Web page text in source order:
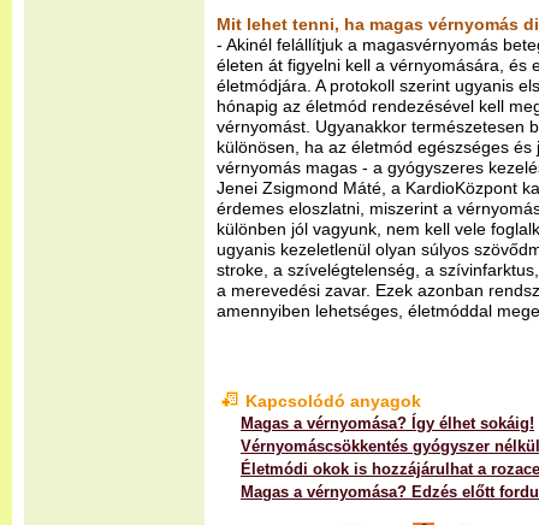
Mit lehet tenni, ha magas vérnyomás
- Akinél felállítjuk a magasvérnyomás
életen át figyelni kell a vérnyomására, és
életmódjára. A protokoll szerint ugyanis
hónapig az életmód rendezésével kell
vérnyomást. Ugyanakkor természetesen
különösen, ha az életmód egészséges
vérnyomás magas - a gyógyszeres
Jenei Zsigmond Máté, a KardioKözpont
érdemes eloszlatni, miszerint a
különben jól vagyunk, nem kell vele
ugyanis kezeletlenül olyan súlyos
stroke, a szívelégtelenség, a
a merevedési zavar. Ezek azonban
amennyiben lehetséges, életmóddal
Kapcsolódó anyagok
Magas a vérnyomása? Így élhet sokáig!
Vérnyomáscsökkentés gyógyszer nélkül
Életmódi okok is hozzájárulhat a
Magas a vérnyomása? Edzés előtt